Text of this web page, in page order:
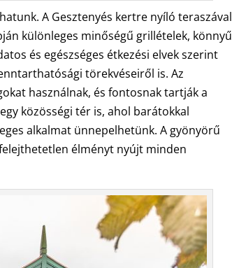
A Gesztenyés kertre nyíló teraszával
különleges minőségű grillételek, könnyű
és egészséges étkezési elvek szerint
törekvéseiről is. Az
használnak, és fontosnak tartják a
közösségi tér is, ahol barátokkal
alkalmat ünnepelhetünk. A gyönyörű
élményt nyújt minden